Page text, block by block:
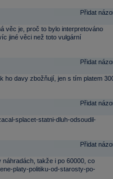
Přidat
věc je, proč to bylo interpretováno
jiné věci než toto vulgární
Přidat
ho davy zbožňují, jen s tím platem
Přidat
splacet-statni-dluh-odsoudil-
Přidat
takže i po 60000, co
platy-politiku-od-starosty-po-